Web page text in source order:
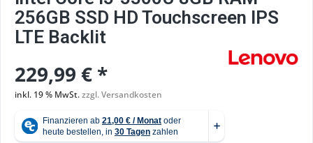
256GB SSD HD Touchscreen IPS
LTE Backlit
229,99 € *
inkl. 19 % MwSt.zzgl. Versandkosten